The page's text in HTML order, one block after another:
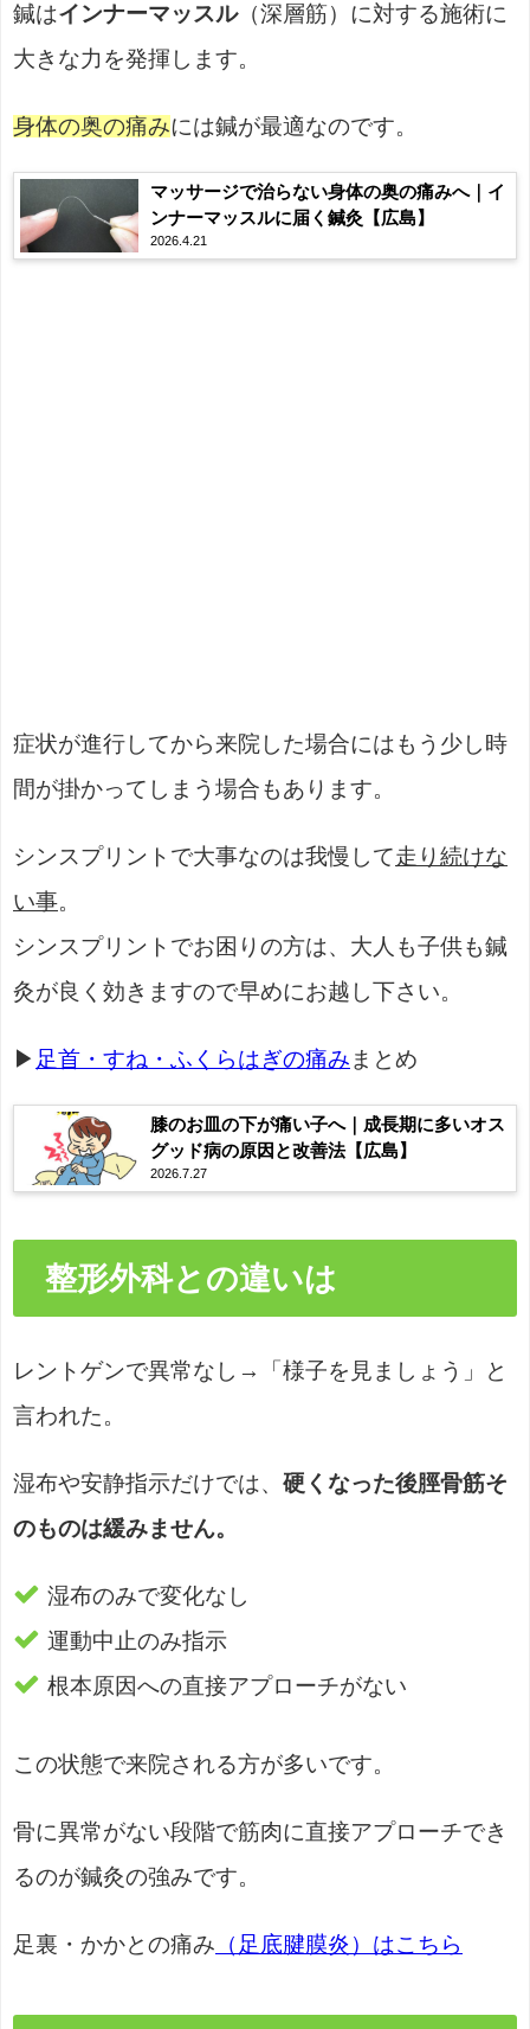
鍼はインナーマッスル（深層筋）に対する施術に
大きな力を発揮します。
身体の奥の痛みには鍼が最適なのです。
マッサージで治らない身体の奥の痛みへ｜イ
ンナーマッスルに届く鍼灸【広島】
2026.4.21
症状が進行してから来院した場合にはもう少し時
間が掛かってしまう場合もあります。
シンスプリントで大事なのは我慢して走り続けな
い事。
シンスプリントでお困りの方は、大人も子供も鍼
灸が良く効きますので早めにお越し下さい。
▶ 足首・すね・ふくらはぎの痛み まとめ
膝のお皿の下が痛い子へ｜成長期に多いオス
グッド病の原因と改善法【広島】
2026.7.27
整形外科との違いは
レントゲンで異常なし→「様子を見ましょう」と
言われた。
湿布や安静指示だけでは、 硬くなった後脛骨筋そ
のものは緩みません。
湿布のみで変化なし
運動中止のみ指示
根本原因への直接アプローチがない
この状態で来院される方が多いです。
骨に異常がない段階で筋肉に直接アプローチでき
るのが鍼灸の強みです。
足裏・かかとの痛み （足底腱膜炎）はこちら